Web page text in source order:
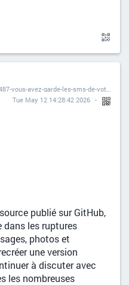
https://www.numerama.com/tech/2250487-vous-avez-garde-les-sms-de-votre-ex-cette-ia-hallucinante-vous-permet-de-lui-reparler.html
Tue May 12 14:28:42 2026
publié sur GitHub,
dans les ruptures
photos et
une version
à discuter avec
les nombreuses